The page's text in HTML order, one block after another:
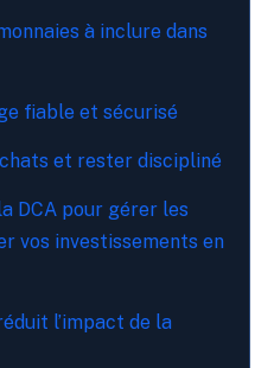
à inclure dans
fiable et sécurisé
et rester discipliné
DCA pour gérer les
vos investissements en
l’impact de la